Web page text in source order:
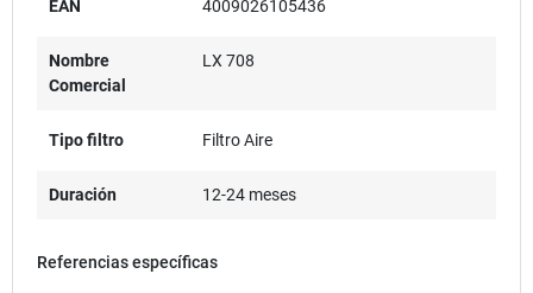
EAN 4009026105436
Nombre
Comercial
LX 708
Tipo filtro Filtro Aire
Duración 12-24 meses
Referencias específicas